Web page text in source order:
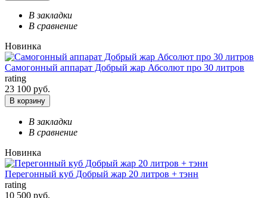
В закладки
В сравнение
Новинка
Самогонный аппарат Добрый жар Абсолют про 30 литров
rating
23 100 руб.
В корзину
В закладки
В сравнение
Новинка
Перегонный куб Добрый жар 20 литров + тэнн
rating
10 500 руб.